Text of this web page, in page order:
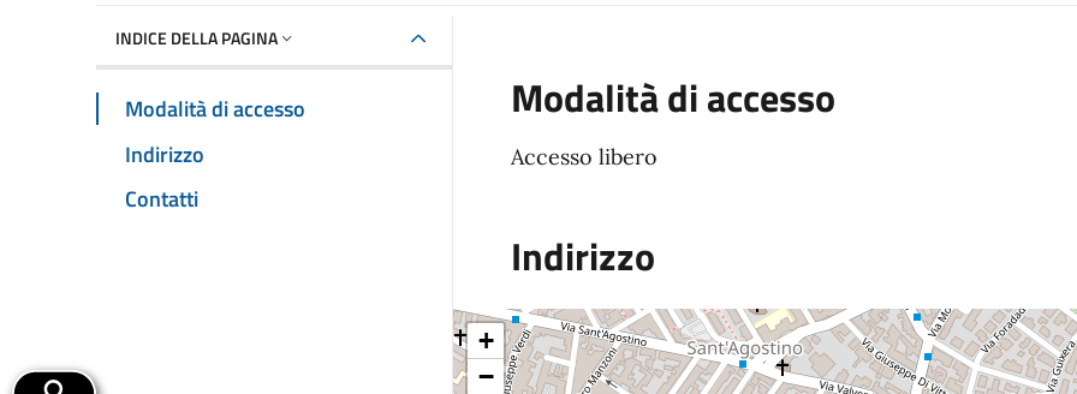
INDICE DELLA PAGINA
Modalità di accesso
Indirizzo
Contatti
Modalità di accesso
Accesso libero
Indirizzo
+
−